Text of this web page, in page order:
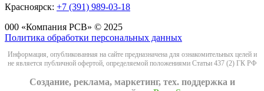
Красноярск: +7 (391) 989-03-18
000 «Компания РСВ» © 2025
Политика обработки персональных данных
Информация, опубликованная на сайте предназначена для ознакомительных целей и
не является публичной офертой, определяемой положениями Статьи 437 (2) ГК РФ
Создание, реклама, маркетинг, тех. поддержка и